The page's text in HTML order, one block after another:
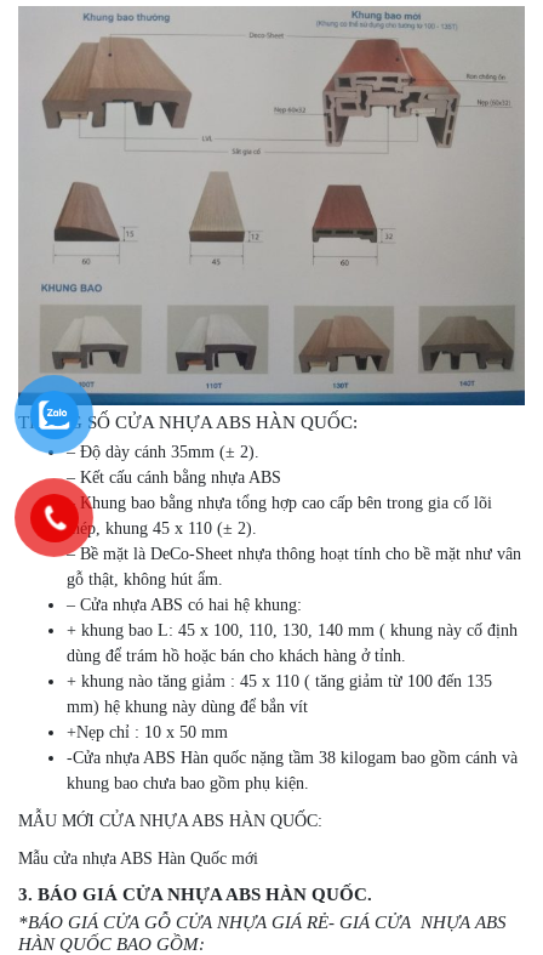
THÔNG SỐ CỬA NHỰA ABS HÀN QUỐC:
– Độ dày cánh 35mm (± 2).
– Kết cấu cánh bằng nhựa ABS
– Khung bao bằng nhựa tổng hợp cao cấp bên trong gia cố lõi
thép, khung 45 x 110 (± 2).
– Bề mặt là DeCo-Sheet nhựa thông hoạt tính cho bề mặt như vân
gỗ thật, không hút ẩm.
– Cửa nhựa ABS có hai hệ khung:
+ khung bao L: 45 x 100, 110, 130, 140 mm ( khung này cố định
dùng để trám hồ hoặc bán cho khách hàng ở tỉnh.
+ khung nào tăng giảm : 45 x 110 ( tăng giảm từ 100 đến 135
mm) hệ khung này dùng để bắn vít
+Nẹp chỉ : 10 x 50 mm
-Cửa nhựa ABS Hàn quốc nặng tầm 38 kilogam bao gồm cánh và
khung bao chưa bao gồm phụ kiện.
MẪU MỚI CỬA NHỰA ABS HÀN QUỐC:
Mẫu cửa nhựa ABS Hàn Quốc mới
3. BÁO GIÁ CỬA NHỰA ABS HÀN QUỐC.
*BÁO GIÁ CỬA GỖ CỬA NHỰA GIÁ RẺ- GIÁ CỬA NHỰA ABS
HÀN QUỐC BAO GỒM: